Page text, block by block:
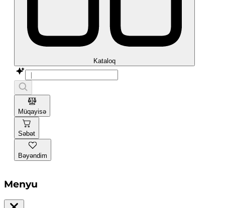
Kataloq
Müqayisə
Səbət
Bəyəndim
Menyu